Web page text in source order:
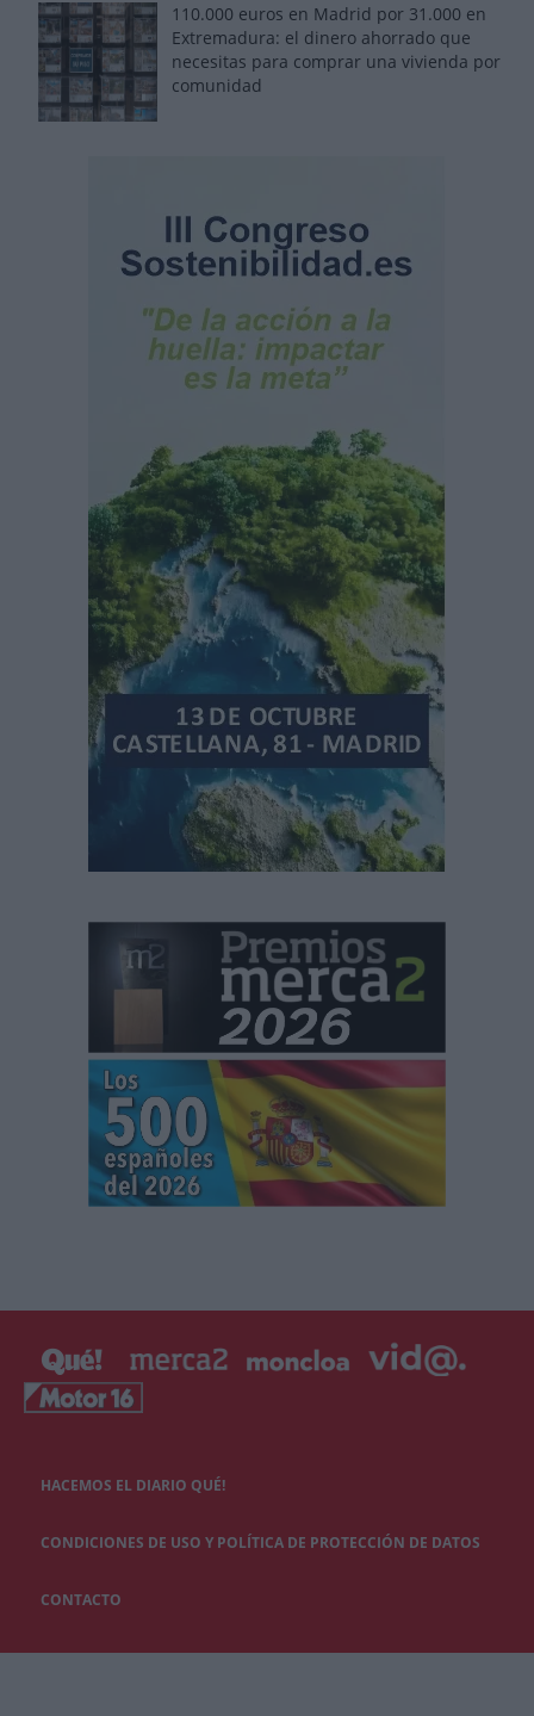
110.000 euros en Madrid por 31.000 en
Extremadura: el dinero ahorrado que
necesitas para comprar una vivienda por
comunidad
HACEMOS EL DIARIO QUÉ!
CONDICIONES DE USO Y POLÍTICA DE PROTECCIÓN DE DATOS
CONTACTO